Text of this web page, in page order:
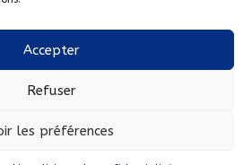
Accepter
Refuser
les préférences